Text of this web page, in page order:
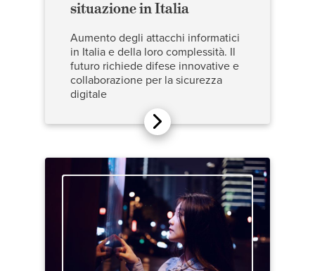
situazione in Italia
Aumento degli attacchi informatici
in Italia e della loro complessità. Il
futuro richiede difese innovative e
collaborazione per la sicurezza
digitale